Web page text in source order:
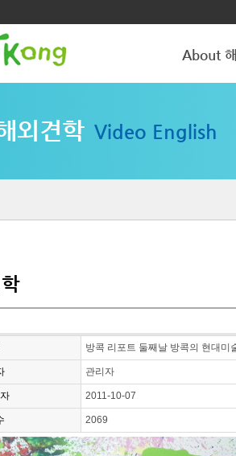
About
학원갤러리
외견학 Video English
방콕 리포트 둘째날 방콕의 현대미
관리자
2011-10-07
2069